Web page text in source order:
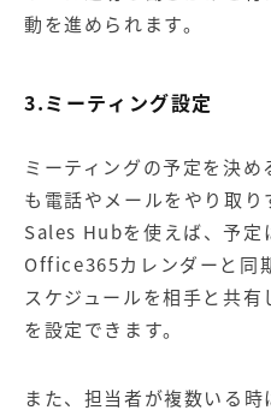
動を進められます。
3.ミーティング設定
ミーティングの予定を決
も電話やメールをやり取り
Sales Hubを使えば、予定
Office365カレンダーと同
スケジュールを相手と共
を設定できます。
また、担当者が複数いる